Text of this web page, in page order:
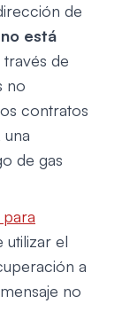
de
no está
de
no
contratos
de gas
utilizar el
a
no